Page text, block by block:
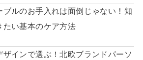
ブルのお手入れは面倒じゃない！知
たい基本のケア方法
ザインで選ぶ！北欧ブランドパーソ